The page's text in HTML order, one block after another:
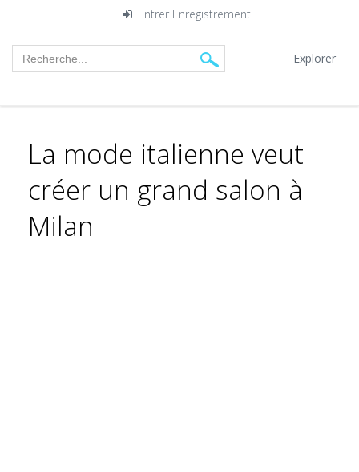
Entrer Enregistrement
Explorer
La mode italienne veut
créer un grand salon à
Milan